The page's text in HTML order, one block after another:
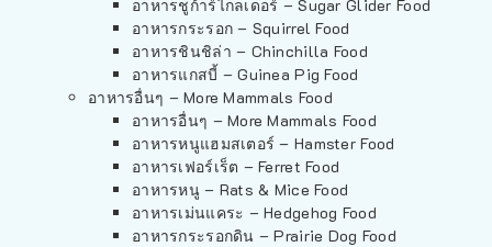
อาหารชูก้าร์ไกลเดอร์ – Sugar Glider Food
อาหารกระรอก – Squirrel Food
อาหารชินชิล่า – Chinchilla Food
อาหารแกสบี้ – Guinea Pig Food
อาหารอื่นๆ – More Mammals Food
อาหารอื่นๆ – More Mammals Food
อาหารหนูแฮมสเตอร์ – Hamster Food
อาหารเฟอร์เร็ต – Ferret Food
อาหารหนู – Rats & Mice Food
อาหารเม่นแคระ – Hedgehog Food
อาหารกระรอกดิน – Prairie Dog Food